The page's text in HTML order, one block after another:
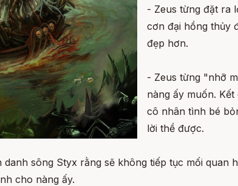
- Zeus từng đặt ra
cơn đại hồng thủy
đẹp hơn.
- Zeus từng "nhỡ
nàng ấy muốn.
cô nhân tình bé
lời thề được.
sông Styx rằng sẽ không tiếp tục mối
cho nàng ấy.